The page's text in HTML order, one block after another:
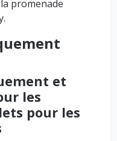
promenade
et
les
pour les